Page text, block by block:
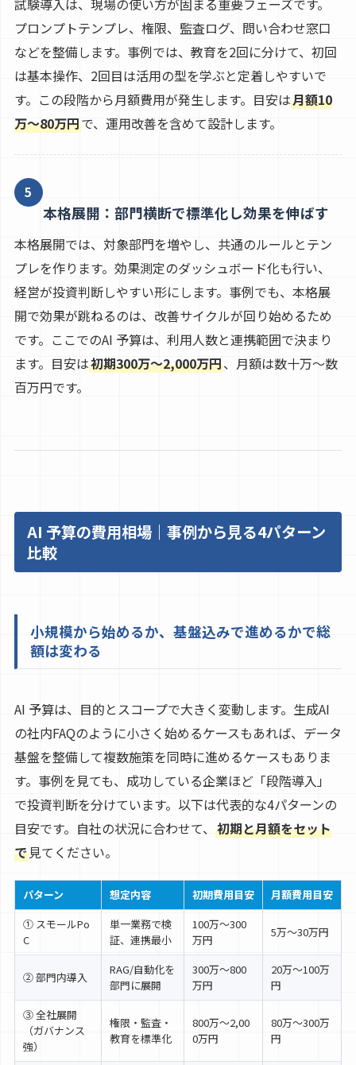
試験導入は、現場の使い方が固まる重要フェーズです。
プロンプトテンプレ、権限、監査ログ、問い合わせ窓口
などを整備します。事例では、教育を2回に分けて、初回
は基本操作、2回目は活用の型を学ぶと定着しやすいで
す。この段階から月額費用が発生します。目安は月額10
万〜80万円で、運用改善を含めて設計します。
5
本格展開：部門横断で標準化し効果を伸ばす
本格展開では、対象部門を増やし、共通のルールとテン
プレを作ります。効果測定のダッシュボード化も行い、
経営が投資判断しやすい形にします。事例でも、本格展
開で効果が跳ねるのは、改善サイクルが回り始めるため
です。ここでのAI 予算は、利用人数と連携範囲で決まり
ます。目安は初期300万〜2,000万円、月額は数十万〜数
百万円です。
AI 予算の費用相場｜事例から見る4パターン
比較
小規模から始めるか、基盤込みで進めるかで総
額は変わる
AI 予算は、目的とスコープで大きく変動します。生成AI
の社内FAQのように小さく始めるケースもあれば、データ
基盤を整備して複数施策を同時に進めるケースもありま
す。事例を見ても、成功している企業ほど「段階導入」
で投資判断を分けています。以下は代表的な4パターンの
目安です。自社の状況に合わせて、 初期と月額をセット
で見てください。
パターン 想定内容 初期費用目安
月額費用目安
① スモールPo
C
単一業務で検
証、連携最小
100万〜300
万円
5万〜30万円
② 部門内導入
RAG/自動化を
部門に展開
300万〜800
万円
20万〜100万
円
③ 全社展開
（ガバナンス
強）
権限・監査・
教育を標準化
800万〜2,00
0万円
80万〜300万
円